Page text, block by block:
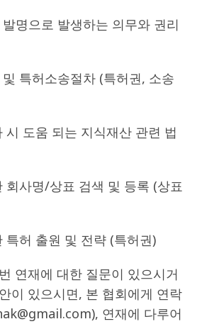
명으로 발생하는 의무와 권리
특허소송절차 (특허권, 소송
시 도움 되는 지식재산 관련 법
회사명/상표 검색 및 등록 (상표
특허 출원 및 전략 (특허권)
연재에 대한 질문이 있으시거
이 있으시면, 본 협회에게 연락
연재에 다루어